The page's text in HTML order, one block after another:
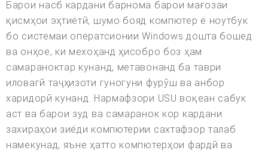
Барои насб кардани барнома барои мағозаи
қисмҳои эҳтиётӣ, шумо бояд компютер ё ноутбук
бо системаи оператсионии Windows дошта бошед
ва онҳое, ки мехоҳанд ҳисобро боз ҳам
самараноктар кунанд, метавонанд ба таври
иловагӣ таҷҳизоти гуногуни фурӯш ва анбор
харидорӣ кунанд. Нармафзори USU воқеан сабук
аст ва барои зуд ва самаранок кор кардани
захираҳои зиёди компютерии сахтафзор талаб
намекунад, яъне ҳатто компютерҳои фардӣ ва